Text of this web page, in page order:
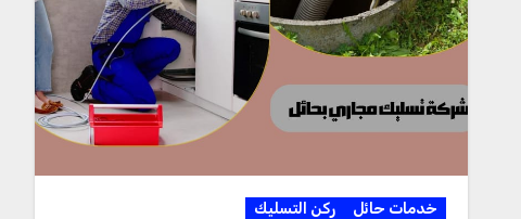
خدمات حائل ركن التسليك